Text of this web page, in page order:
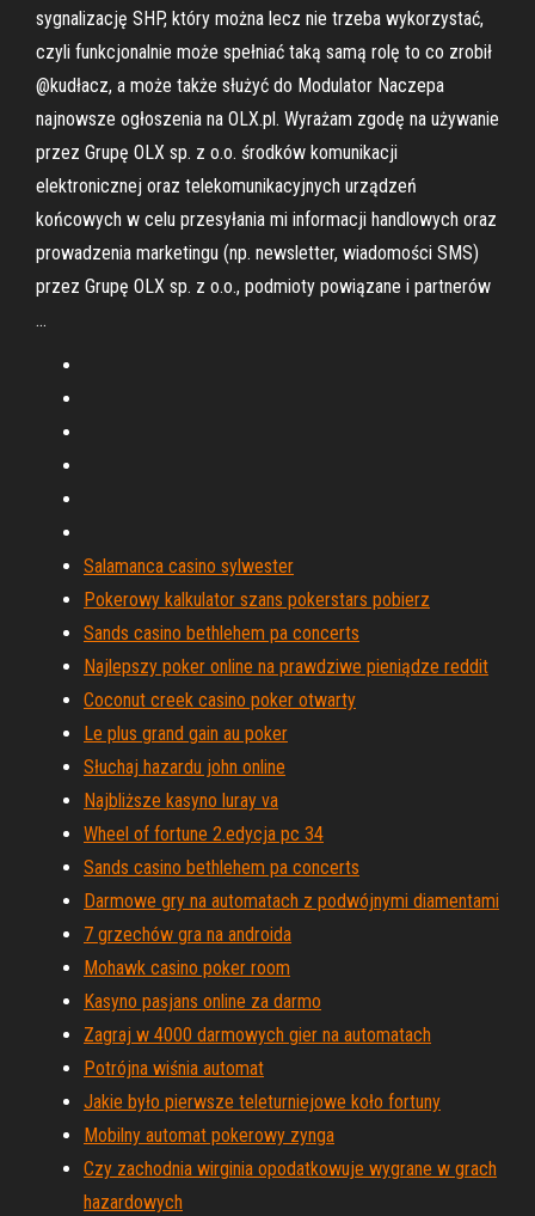
sygnalizację SHP, który można lecz nie trzeba wykorzystać,
czyli funkcjonalnie może spełniać taką samą rolę to co zrobił
@kudłacz, a może także służyć do Modulator Naczepa
najnowsze ogłoszenia na OLX.pl. Wyrażam zgodę na używanie
przez Grupę OLX sp. z o.o. środków komunikacji
elektronicznej oraz telekomunikacyjnych urządzeń
końcowych w celu przesyłania mi informacji handlowych oraz
prowadzenia marketingu (np. newsletter, wiadomości SMS)
przez Grupę OLX sp. z o.o., podmioty powiązane i partnerów
…
Salamanca casino sylwester
Pokerowy kalkulator szans pokerstars pobierz
Sands casino bethlehem pa concerts
Najlepszy poker online na prawdziwe pieniądze reddit
Coconut creek casino poker otwarty
Le plus grand gain au poker
Słuchaj hazardu john online
Najbliższe kasyno luray va
Wheel of fortune 2.edycja pc 34
Sands casino bethlehem pa concerts
Darmowe gry na automatach z podwójnymi diamentami
7 grzechów gra na androida
Mohawk casino poker room
Kasyno pasjans online za darmo
Zagraj w 4000 darmowych gier na automatach
Potrójna wiśnia automat
Jakie było pierwsze teleturniejowe koło fortuny
Mobilny automat pokerowy zynga
Czy zachodnia wirginia opodatkowuje wygrane w grach
hazardowych